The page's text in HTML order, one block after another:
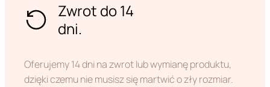
Zwrot do 14
dni.
Oferujemy 14 dni na zwrot lub wymianę produktu,
dzięki czemu nie musisz się martwić o zły rozmiar.